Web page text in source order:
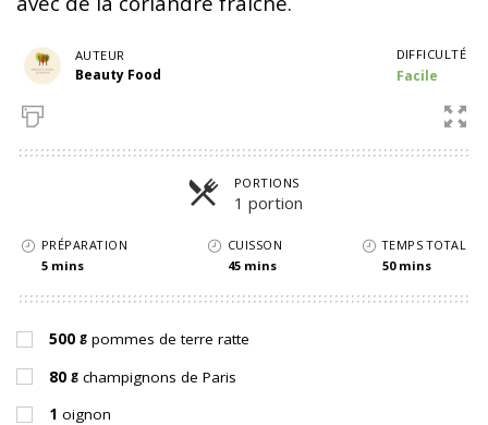
AUTEUR
Beauty Food
DIFFICULTÉ
Facile
PORTIONS
1 portion
PRÉPARATION
5 mins
CUISSON
45 mins
TEMPS TOTAL
50 mins
500 g pommes de terre ratte
80 g champignons de Paris
1 oignon